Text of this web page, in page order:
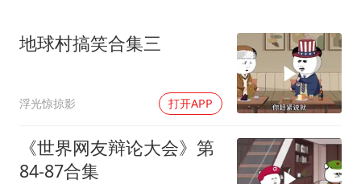
恩比德变瘦引热议
地球村搞笑合集三
浮光惊掠影 打开APP
《世界网友辩论大会》第
84-87合集